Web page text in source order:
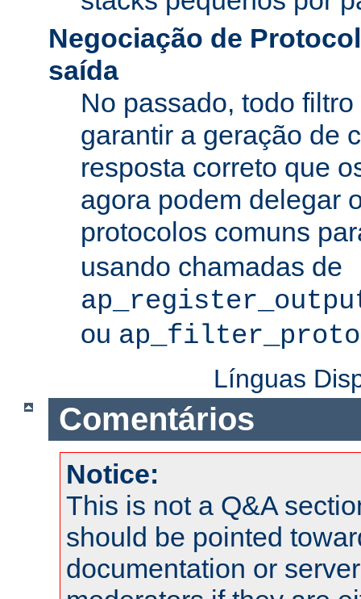
Negociação de
saída
No passado, todo
garantir a geração de
resposta correto que
agora podem delegar
protocolos comuns
usando chamadas de
ou
Línguas
Comentários
Notice:
This is not a Q&A
should be pointed
documentation or